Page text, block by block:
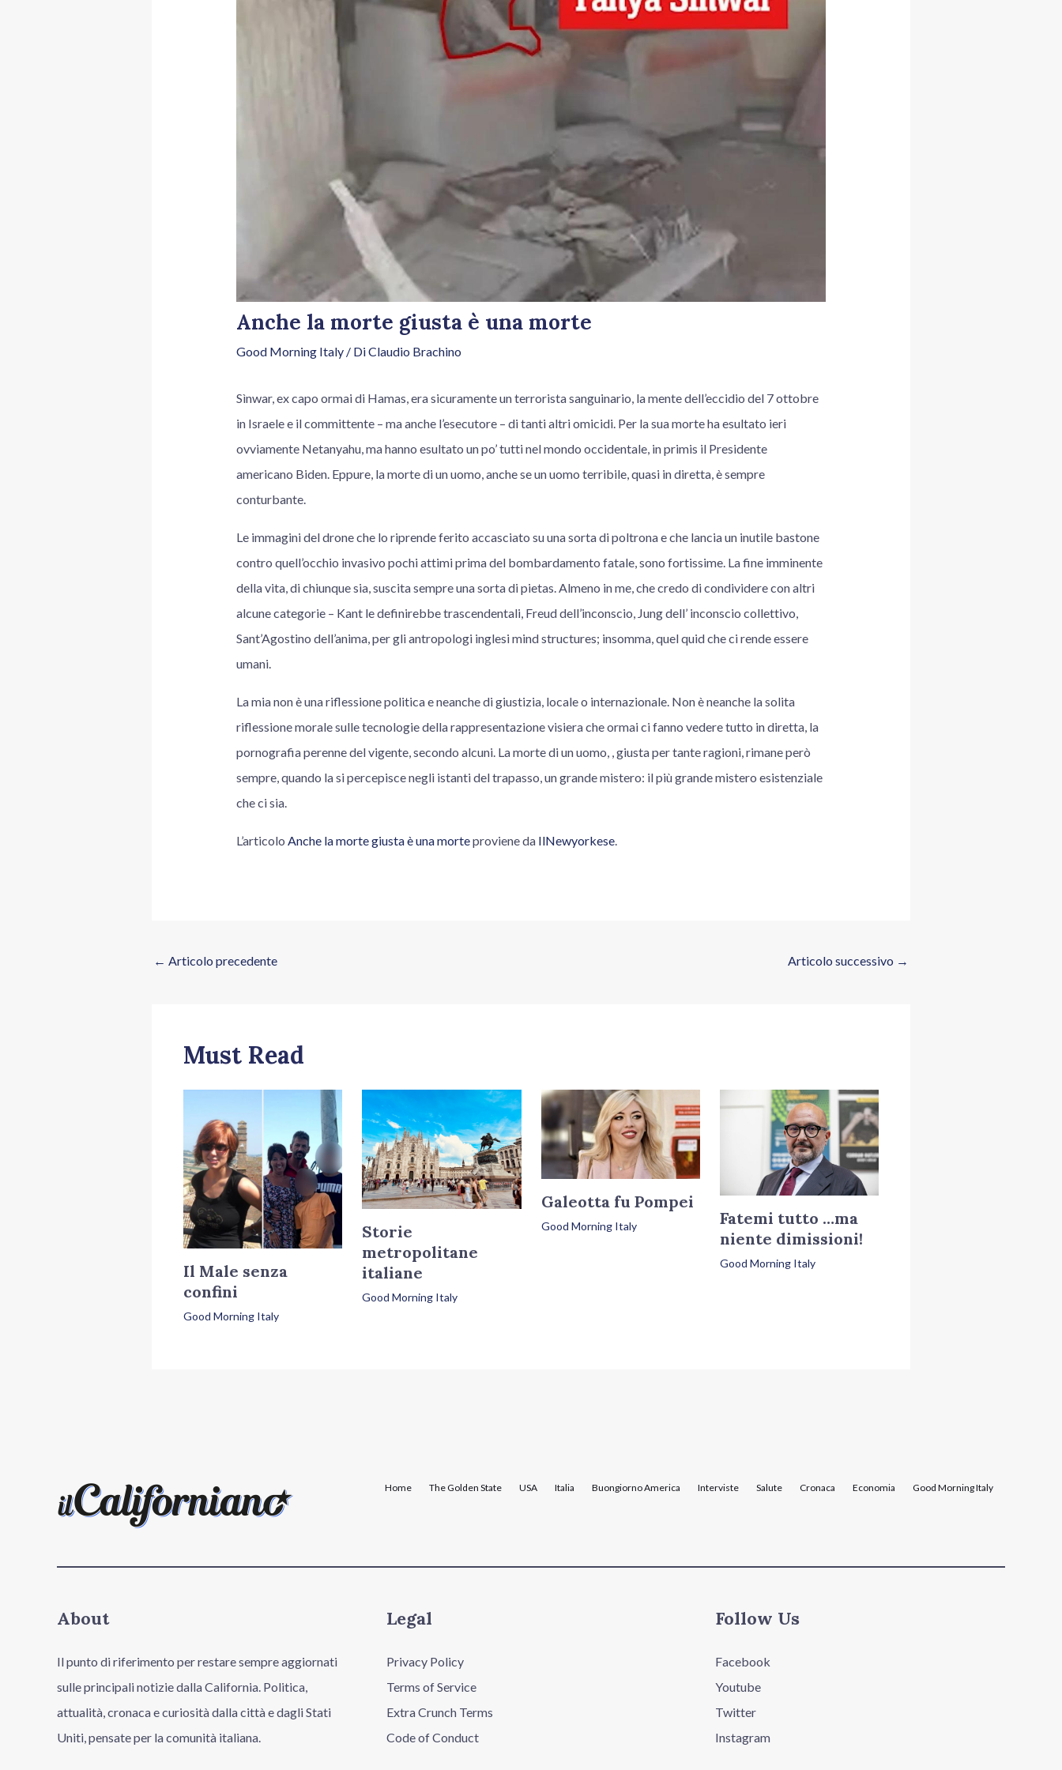
Anche la morte giusta è una morte
Good Morning Italy/ DiClaudio Brachino
Sìnwar, ex capo ormai di Hamas, era sicuramente un terrorista sanguinario, la mente dell’eccidio del 7 ottobre
in Israele e il committente – ma anche l’esecutore – di tanti altri omicidi. Per la sua morte ha esultato ieri
ovviamente Netanyahu, ma hanno esultato un po’ tutti nel mondo occidentale, in primis il Presidente
americano Biden. Eppure, la morte di un uomo, anche se un uomo terribile, quasi in diretta, è sempre
conturbante.
Le immagini del drone che lo riprende ferito accasciato su una sorta di poltrona e che lancia un inutile bastone
contro quell’occhio invasivo pochi attimi prima del bombardamento fatale, sono fortissime. La fine imminente
della vita, di chiunque sia, suscita sempre una sorta di pietas. Almeno in me, che credo di condividere con altri
alcune categorie – Kant le definirebbe trascendentali, Freud dell’inconscio, Jung dell’ inconscio collettivo,
Sant’Agostino dell’anima, per gli antropologi inglesi mind structures; insomma, quel quid che ci rende essere
umani.
La mia non è una riflessione politica e neanche di giustizia, locale o internazionale. Non è neanche la solita
riflessione morale sulle tecnologie della rappresentazione visiera che ormai ci fanno vedere tutto in diretta, la
pornografia perenne del vigente, secondo alcuni. La morte di un uomo, , giusta per tante ragioni, rimane però
sempre, quando la si percepisce negli istanti del trapasso, un grande mistero: il più grande mistero esistenziale
che ci sia.
L’articolo Anche la morte giusta è una morteproviene da IlNewyorkese.
← Articolo precedente Articolo successivo →
Must Read
Il Male senza
confini
Good Morning Italy
Storie
metropolitane
italiane
Good Morning Italy
Galeotta fu Pompei
Good Morning Italy
Fatemi tutto …ma
niente dimissioni!
Good Morning Italy
Home The Golden State USA Italia Buongiorno America Interviste Salute Cronaca Economia Good Morning Italy
About
Il punto di riferimento per restare sempre aggiornati
sulle principali notizie dalla California. Politica,
attualità, cronaca e curiosità dalla città e dagli Stati
Uniti, pensate per la comunità italiana.
Legal
Privacy Policy
Terms of Service
Extra Crunch Terms
Code of Conduct
Follow Us
Facebook
Youtube
Twitter
Instagram